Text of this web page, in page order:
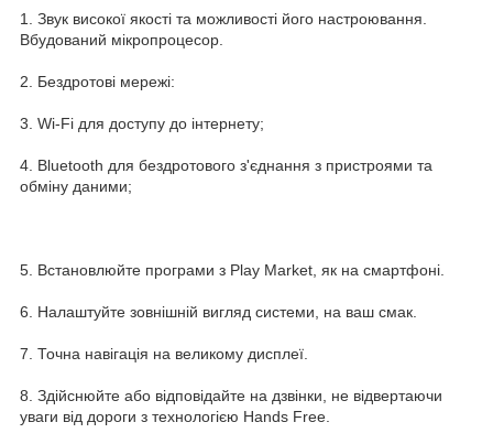
1. Звук високої якості та можливості його настроювання.
Вбудований мікропроцесор.
2. Бездротові мережі:
3. Wi-Fi для доступу до інтернету;
4. Bluetooth для бездротового з'єднання з пристроями та
обміну даними;
5. Встановлюйте програми з Play Market, як на смартфоні.
6. Налаштуйте зовнішній вигляд системи, на ваш смак.
7. Точна навігація на великому дисплеї.
8. Здійснюйте або відповідайте на дзвінки, не відвертаючи
уваги від дороги з технологією Hands Free.